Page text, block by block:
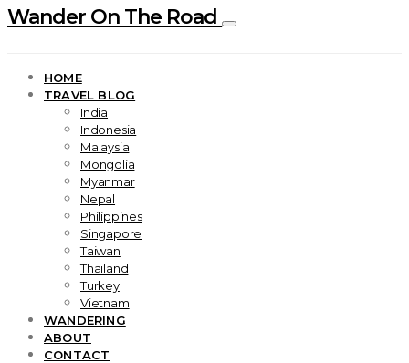
Wander On The Road
HOME
TRAVEL BLOG
India
Indonesia
Malaysia
Mongolia
Myanmar
Nepal
Philippines
Singapore
Taiwan
Thailand
Turkey
Vietnam
WANDERING
ABOUT
CONTACT